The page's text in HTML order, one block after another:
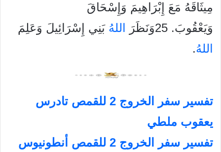
مِيثَاقَهُ مَعَ إِبْرَاهِيمَ وَإِسْحَاقَ
وَيَعْقُوبَ. 25وَنَظَرَ
الله ُ بَنِي إِسْرَائِيلَ وَعَلِمَ
اللهُ.
تفسير سفر الخروج 2 للقمص تادرس
يعقوب ملطي
تفسير سفر الخروج 2 للقمص أنطونيوس